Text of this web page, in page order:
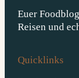
Euer
Reisen und
Quicklinks